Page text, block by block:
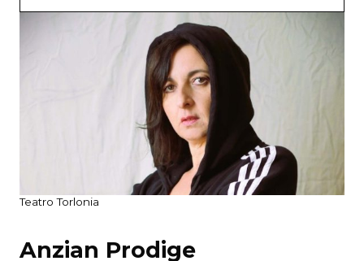
Teatro Torlonia
Anzian Prodige